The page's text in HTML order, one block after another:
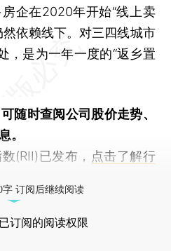
在2020年开始“线上卖
然依赖线下。对三四线城市
，是为一年一度的“返乡置
可随时查阅公司股价走势、
。
已发布， 点击了解行
字 订阅后继续阅读
订阅的阅读权限